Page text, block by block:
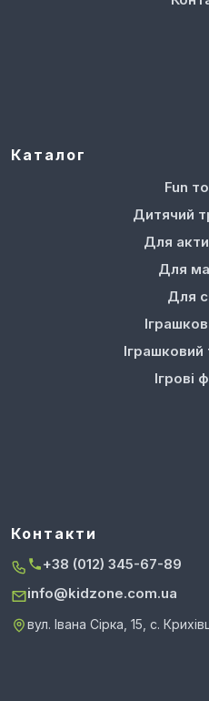
Каталог
Fun
Дитячий
Для
Для
Для
Ігрові
Контакти
+38 (012) 345-67-89
info@kidzone.com.ua
вул. Івана Сірка, 15, с.